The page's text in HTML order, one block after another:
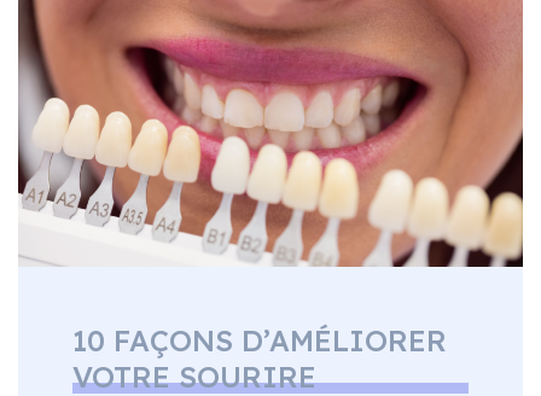
une bonne hygiène dentaire commence à
la maison. Se […]
10 FAÇONS D’AMÉLIORER
VOTRE SOURIRE